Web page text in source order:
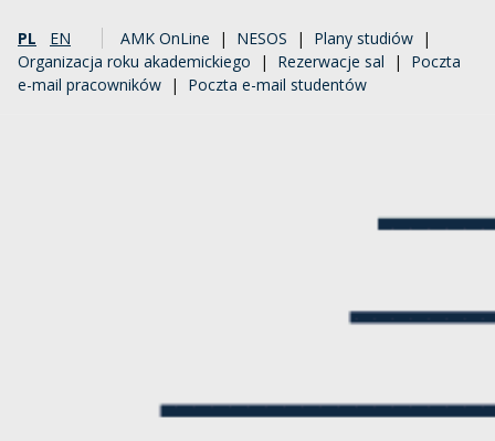
PL EN AMK OnLine | NESOS | Plany studiów |
Organizacja roku akademickiego | Rezerwacje sal | Poczta
e-mail pracowników | Poczta e-mail studentów